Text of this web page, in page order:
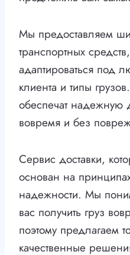
Мы предоставляем
транспортных
адаптироваться под
клиента и типы
обеспечат надежную
вовремя и без
Сервис доставки,
основан на
надежности. Мы
вас получить груз
поэтому предлагаем
качественные